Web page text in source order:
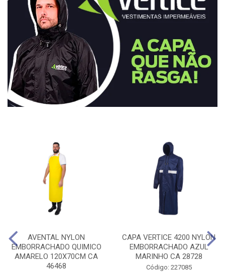
AVENTAL NYLON
EMBORRACHADO QUIMICO
AMARELO 120X70CM CA
46468
CAPA VERTICE 4200 NYLON
EMBORRACHADO AZUL
MARINHO CA 28728
Código: 227085